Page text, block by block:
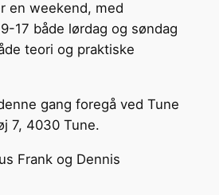
en weekend, med
17 både lørdag og søndag
teori og praktiske
gang foregå ved Tune
7, 4030 Tune.
Frank og Dennis